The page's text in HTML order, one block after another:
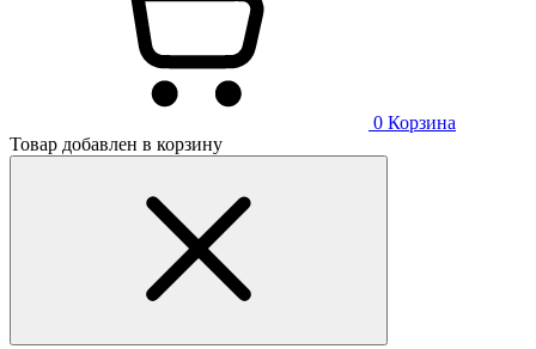
0 Корзина
Товар добавлен в корзину